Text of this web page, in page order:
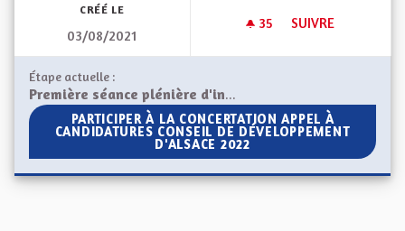
CRÉÉ LE
03/08/2021
35 35 ABONNÉS
SUIVRE
Étape actuelle :
Première séance plénière d'installation du Conseil de développement d'Alsace
PARTICIPER À LA CONCERTATION APPEL À
PARTICIPER À LA CONCERTATION APPEL À
CANDIDATURES CONSEIL DE DÉVELOPPEMENT
D'ALSACE 2022